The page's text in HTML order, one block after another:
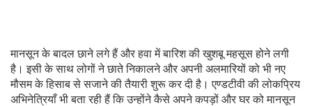
मानसून के बादल छाने लगे हैं और हवा में बारिश की खुशबू महसूस होने लगी
है। इसी के साथ लोगों ने छाते निकालने और अपनी अलमारियों को भी नए
मौसम के हिसाब से सजाने की तैयारी शुरू कर दी है। एण्डटीवी की लोकप्रिय
अभिनेत्रियाँ भी बता रही हैं कि उन्होंने कैसे अपने कपड़ों और घर को मानसून